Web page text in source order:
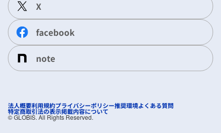
X
facebook
note
法人概要利用規約プライバシーポリシー推奨環境よくある質問
特定商取引法の表示掲載内容について
©︎ GLOBIS. All Rights Reserved.